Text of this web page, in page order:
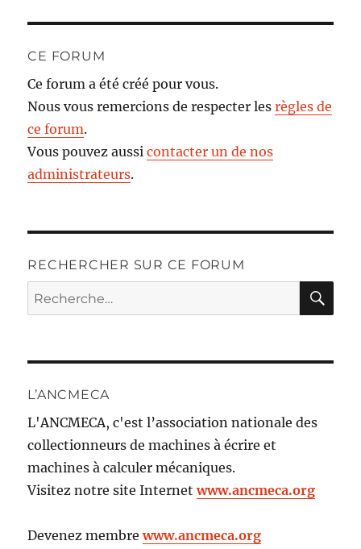
CE FORUM
Ce forum a été créé pour vous.
Nous vous remercions de respecter lesrègles de
ce forum.
Vous pouvez aussicontacter un de nos
administrateurs.
RECHERCHER SUR CE FORUM
Recherche
pour :
L’ANCMECA
L'ANCMECA, c'est l’association nationale des
collectionneurs de machines à écrire et
machines à calculer mécaniques.
Visitez notre site Internetwww.ancmeca.org
Devenez membrewww.ancmeca.org